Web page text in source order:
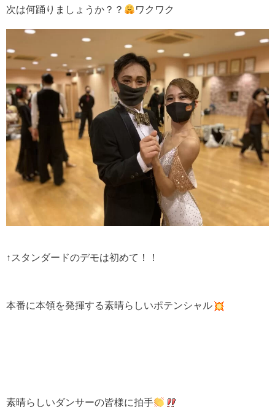
次は何踊りましょうか？？ ワクワク
↑スタンダードのデモは初めて！！
本番に本領を発揮する素晴らしいポテンシャル
素晴らしいダンサーの皆様に拍手